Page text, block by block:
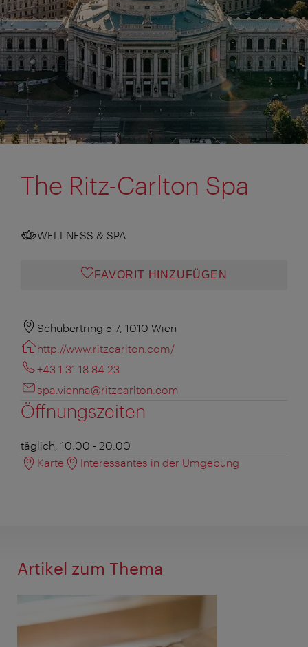
The Ritz-Carlton Spa
WELLNESS & SPA
FAVORIT HINZUFÜGEN
Schubertring 5-7, 1010 Wien
http://www.ritzcarlton.com/
+43 1 31 18 84 23
spa.vienna@ritzcarlton.com
Öffnungszeiten
täglich, 10:00 - 20:00
Karte
Interessantes in der Umgebung
Artikel zum Thema